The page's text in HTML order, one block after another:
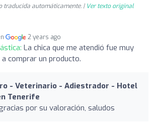
traducida automáticamente. | Ver texto original
2 years ago
La chica que me atendió fue muy
comprar un producto.
- Veterinario - Adiestrador - Hotel
Tenerife
por su valoración, saludos